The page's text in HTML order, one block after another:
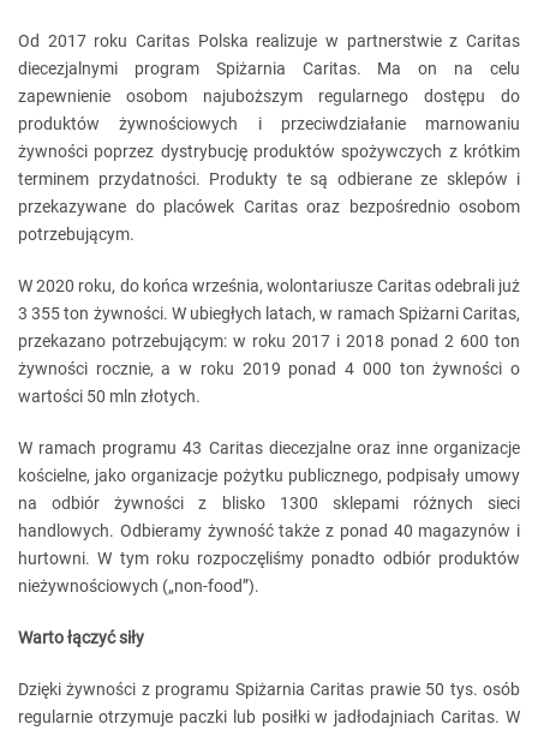
Od 2017 roku Caritas Polska realizuje w partnerstwie z Caritas
diecezjalnymi program Spiżarnia Caritas. Ma on na celu
zapewnienie osobom najuboższym regularnego dostępu do
produktów żywnościowych i przeciwdziałanie marnowaniu
żywności poprzez dystrybucję produktów spożywczych z krótkim
terminem przydatności. Produkty te są odbierane ze sklepów i
przekazywane do placówek Caritas oraz bezpośrednio osobom
potrzebującym.
W 2020 roku, do końca września, wolontariusze Caritas odebrali już
3 355 ton żywności. W ubiegłych latach, w ramach Spiżarni Caritas,
przekazano potrzebującym: w roku 2017 i 2018 ponad 2 600 ton
żywności rocznie, a w roku 2019 ponad 4 000 ton żywności o
wartości 50 mln złotych.
W ramach programu 43 Caritas diecezjalne oraz inne organizacje
kościelne, jako organizacje pożytku publicznego, podpisały umowy
na odbiór żywności z blisko 1300 sklepami różnych sieci
handlowych. Odbieramy żywność także z ponad 40 magazynów i
hurtowni. W tym roku rozpoczęliśmy ponadto odbiór produktów
nieżywnościowych („non-food”).
Warto łączyć siły
Dzięki żywności z programu Spiżarnia Caritas prawie 50 tys. osób
regularnie otrzymuje paczki lub posiłki w jadłodajniach Caritas. W